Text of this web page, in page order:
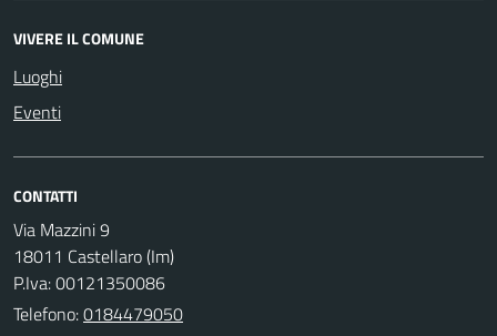
VIVERE IL COMUNE
Luoghi
Eventi
CONTATTI
Via Mazzini 9
18011 Castellaro (Im)
P.Iva: 00121350086
Telefono:0184479050